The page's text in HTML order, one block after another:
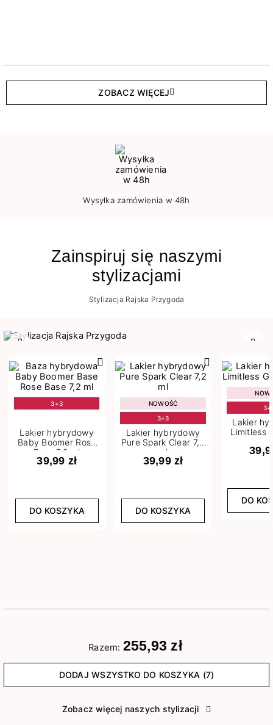
ZOBACZ WIĘCEJ
Wysyłka zamówienia w 48h
Zainspiruj się naszymi
stylizacjami
Stylizacja Rajska Przygoda
3+3
Lakier hybrydowy
Baby Boomer Rose
Base 7,2 ml
39,99 zł
DO KOSZYKA
NOWOŚĆ
3+3
Lakier hybrydowy
Pure Spark Clear 7,2
ml
39,99 zł
DO KOSZYKA
Lakier
Limitless
DO
Razem: 255,93 zł
DODAJ WSZYSTKO DO KOSZYKA (7)
Zobacz więcej naszych stylizacji